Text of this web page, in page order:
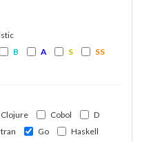
B A S
SS
Clojure Cobol
D
Go
Haskell